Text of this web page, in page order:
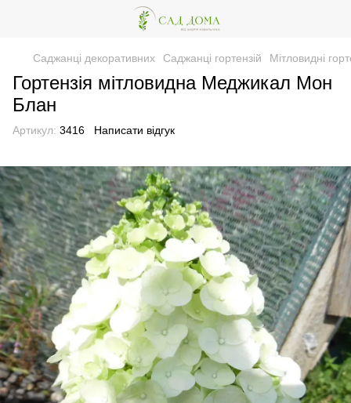
Саджанці декоративних Саджанці гортензій Мітловидні
Гортензія мітловидна Меджикал Мон
Блан
Артикул: 3416 Написати відгук